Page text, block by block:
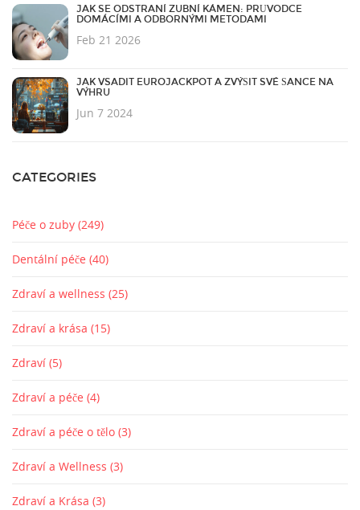
JAK SE ODSTRANÍ ZUBNÍ KÁMEN: PRŮVODCE
DOMÁCÍMI A ODBORNÝMI METODAMI
Feb 21 2026
JAK VSADIT EUROJACKPOT A ZVÝŠIT SVÉ ŠANCE NA
VÝHRU
Jun 7 2024
CATEGORIES
Péče o zuby (249)
Dentální péče (40)
Zdraví a wellness (25)
Zdraví a krása (15)
Zdraví (5)
Zdraví a péče (4)
Zdraví a péče o tělo (3)
Zdraví a Wellness (3)
Zdraví a Krása (3)